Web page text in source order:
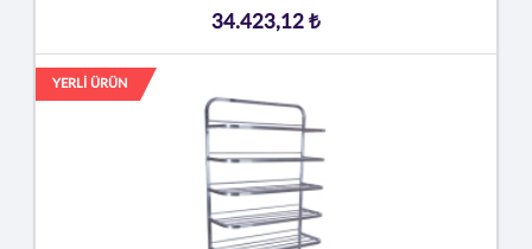
34.423,12 ₺
YERLİ ÜRÜN